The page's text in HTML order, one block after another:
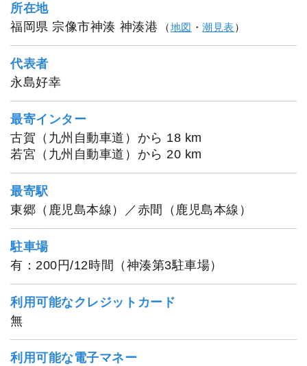
所在地
福岡県 宗像市神湊 神湊港
（地図 ・潮見表）
代表者
永島好幸
最寄インター
古賀（九州自動車道）から 18 km
若宮（九州自動車道）から 20 km
最寄駅
東郷（鹿児島本線）／赤間（鹿児島本線）
駐車場
有：200円/12時間（神湊第3駐車場）
利用可能なクレジットカード
無
利用可能な電子マネー